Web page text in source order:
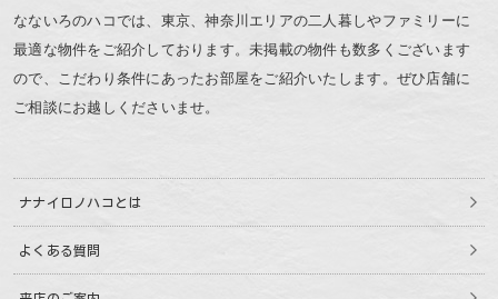
なないろのハコでは、東京、神奈川エリアの二人暮しやファミリーに
最適な物件をご紹介しております。未掲載の物件も数多くございます
ので、こだわり条件にあったお部屋をご紹介いたします。ぜひ店舗に
ご相談にお越しくださいませ。
ナナイロノハコとは
よくある質問